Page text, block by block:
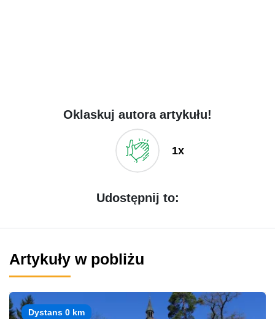
Oklaskuj autora artykułu!
1x
Udostępnij to:
Artykuły w pobliżu
Dystans 0 km